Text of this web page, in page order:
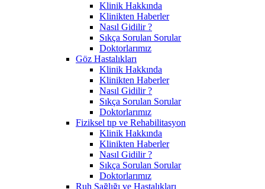
Klinik Hakkında
Klinikten Haberler
Nasıl Gidilir ?
Sıkça Sorulan Sorular
Doktorlarımız
Göz Hastalıkları
Klinik Hakkında
Klinikten Haberler
Nasıl Gidilir ?
Sıkça Sorulan Sorular
Doktorlarımız
Fiziksel tıp ve Rehabilitasyon
Klinik Hakkında
Klinikten Haberler
Nasıl Gidilir ?
Sıkça Sorulan Sorular
Doktorlarımız
Ruh Sağlığı ve Hastalıkları